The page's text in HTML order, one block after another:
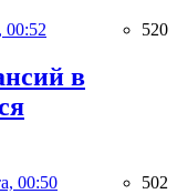
00:52 520
в
00:50 502